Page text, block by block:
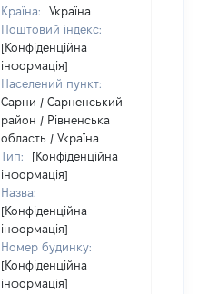
Країна:
Україна
Поштовий індекс:
[Конфіденційна
інформація]
Населений пункт:
Сарни / Сарненський
район / Рівненська
область / Україна
Тип:
[Конфіденційна
інформація]
Назва:
[Конфіденційна
інформація]
Номер будинку:
[Конфіденційна
інформація]